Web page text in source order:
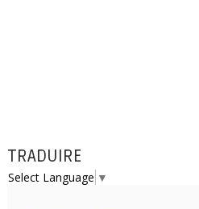
TRADUIRE
Select Language ▼